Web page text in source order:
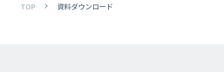
TOP 資料ダウンロード